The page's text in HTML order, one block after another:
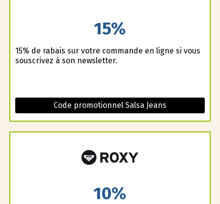
15%
15% de rabais sur votre commande en ligne si vous
souscrivez à son newsletter.
Code promotionnel Salsa Jeans
10%